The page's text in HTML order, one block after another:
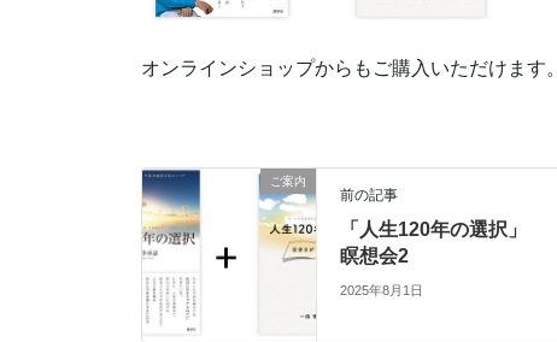
オンラインショップからもご購入いただけます。
ご案内
前の記事
「人生120年の選択」
瞑想会2
2025年8月1日